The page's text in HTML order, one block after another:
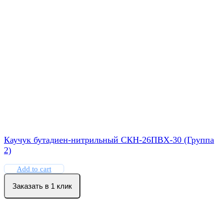
Каучук бутадиен-нитрильный СКН-26ПВХ-30 (Группа
2)
Add to cart
Заказать в 1 клик